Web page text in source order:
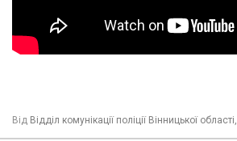
Від Відділ комунікації поліції Вінницької області,